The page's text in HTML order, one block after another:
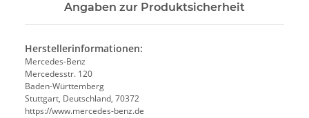
Angaben zur Produktsicherheit
Herstellerinformationen:
Mercedes-Benz
Mercedesstr. 120
Baden-Württemberg
Stuttgart, Deutschland, 70372
https://www.mercedes-benz.de